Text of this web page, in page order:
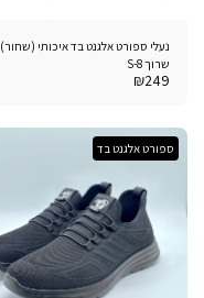
נעלי ספורט אלגנט בד איכותי (שחור)
שרוך S-8
₪249
ספורט אלגנט בד